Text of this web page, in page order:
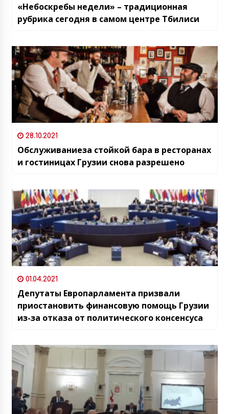
«Небоскребы недели» – традиционная
рубрика сегодня в самом центре Тбилиси
28.10.2021
Обслуживаниеза стойкой бара в ресторанах
и гостиницах Грузии снова разрешено
01.04.2021
Депутаты Европарламента призвали
приостановить финансовую помощь Грузии
из-за отказа от политического консенсуса